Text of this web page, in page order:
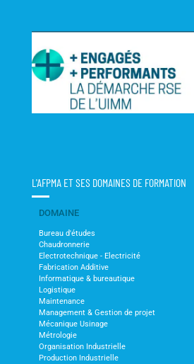
L'AFPMA ET SES DOMAINES DE FORMATION
DOMAINE
Bureau d'études
Chaudronnerie
Electrotechnique - Electricité
Fabrication Additive
Informatique & bureautique
Logistique
Maintenance
Management & Gestion de projet
Mécanique Usinage
Métrologie
Organisation Industrielle
Production Industrielle